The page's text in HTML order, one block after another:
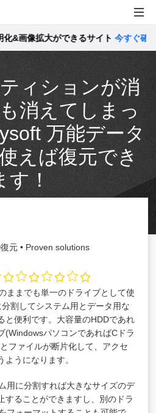
拡大ができるサイト今すぐ確認 >>
ィションが消
消えてしまっ
万能データ
えば復元でき
す！
元 • Proven solutions
ままでも単一のドライブとして使
割してシステム用とデータ用な
と便利です。大容量のHDDであれ
(WindowsパソコンであればCドラ
ファイルが断片化して、アクセ
ようになります。
用に分割すれば大きなサイズのデ
することができますし、別のドラ